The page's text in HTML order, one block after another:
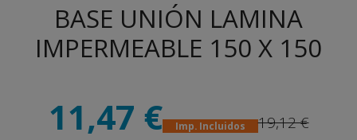
BASE UNIÓN LAMINA
IMPERMEABLE 150 X 150
11,47 € Imp. Incluidos
19,12 €